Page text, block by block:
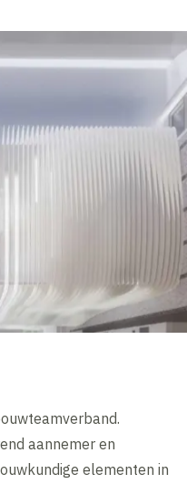
aannemer en
elementen in